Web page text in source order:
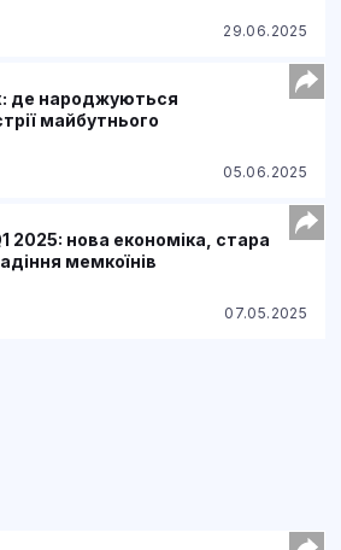
29.06.2025
де народжуються
майбутнього
05.06.2025
2025: нова економіка, стара
мемкоїнів
07.05.2025